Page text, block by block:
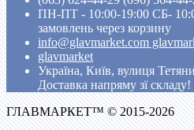
ПН-ПТ - 10:00-19:00 CБ-
замовлень через корзину
info@glavmarket.com
glavmarket
Україна, Київ, вулиця
Доставка напряму зї складу!
ГЛАВМАРКЕТ™ © 2015-2026